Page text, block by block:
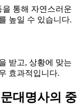
을 통해 자연스러운
높일 수 있습니다.
받고, 상황에 맞는
효과적입니다.
대명사의 중